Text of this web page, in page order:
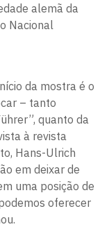
alemã da
Nacional
da mostra é o
– tanto
quanto da
à revista
Hans-Ulrich
em deixar de
uma posição de
oferecer